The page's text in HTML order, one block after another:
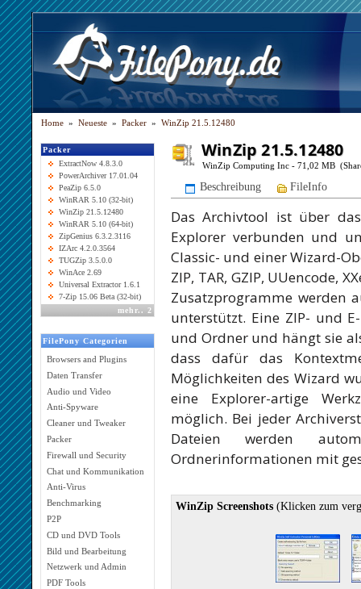
Home » Neueste » Packer » WinZip 21.5.12480
Packer
ExtractNow 4.8.3.0
PowerArchiver 17.01.04
PeaZip 6.5.0
WinRAR 5.10 (32-bit)
WinZip 21.5.12480
WinRAR 5.10 (64-bit)
ZipGenius 6.3.2.3116
IZArc 4.2.0.3564
TUGZip 3.5.0.0
WinAce 2.69
Universal Extractor 1.6.1
7-Zip 15.06 Beta (32-bit)
mehr.. 2
FilePony Categorien
Browsers and Plugins
Daten Transfer
Audio und Video
Anti-Spyware
Cleaner und Tweaker
Packer
Firewall und Security
Chat und Kommunikation
Anti-Virus
Benchmarking
P2P
CD und DVD Tools
Bild und Bearbeitung
Netzwerk und Admin
PDF Tools
WinZip 21.5.12480
WinZip Computing Inc - 71,02 MB
Beschreibung FileInfo
Das Archivtool ist über
Explorer verbunden und
Classic- und einer Wizard-
ZIP, TAR, GZIP, UUencode,
Zusatzprogramme werden
unterstützt. Eine ZIP- und
und Ordner und hängt sie
dass dafür das
Möglichkeiten des Wizard
eine Explorer-artige
möglich. Bei jeder
Dateien werden
Ordnerinformationen mit
WinZip Screenshots (Klicken zum